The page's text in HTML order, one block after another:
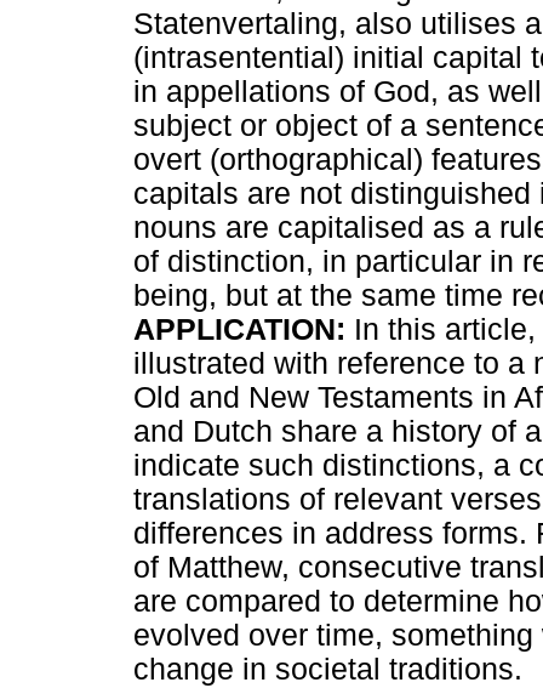
Statenvertaling, also utilises
(intrasentential) initial capital
in appellations of God, as
subject or object of a
overt (orthographical)
capitals are not
nouns are capitalised as a
of distinction, in particular in
being, but at the same time
APPLICATION: In this
illustrated with reference to a
Old and New Testaments in
and Dutch share a history of
indicate such distinctions, a
translations of relevant
differences in address forms.
of Matthew, consecutive
are compared to determine
evolved over time,
change in societal traditions.